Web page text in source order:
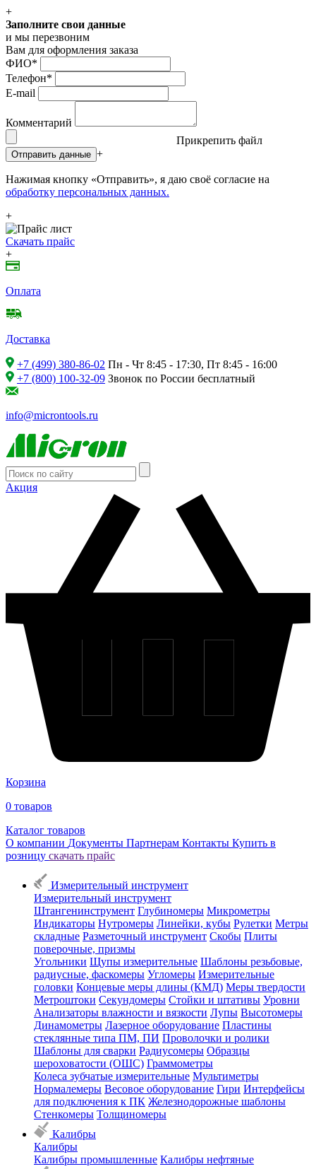
+
Заполните свои данные
и мы перезвоним
Вам для оформления заказа
ФИО*
Телефон*
E-mail
Комментарий
Прикрепить файл
Отправить данные +
Нажимая кнопку «Отправить», я даю своё согласие на
обработку персональных данных.
+
Скачать прайс
+
Оплата
Доставка
+7 (499) 380-86-02 Пн - Чт 8:45 - 17:30, Пт 8:45 - 16:00
+7 (800) 100-32-09 Звонок по России бесплатный
info@microntools.ru
Акция
Корзина
0 товаров
Каталог товаров
О компании Документы Партнерам Контакты Купить в
розницу скачать прайс
Измерительный инструмент
Измерительный инструмент
Штангенинструмент Глубиномеры Микрометры
Индикаторы Нутромеры Линейки, кубы Рулетки Метры
складные Разметочный инструмент Скобы Плиты
поверочные, призмы
Угольники Щупы измерительные Шаблоны резьбовые,
радиусные, фаскомеры Угломеры Измерительные
головки Концевые меры длины (КМД) Меры твердости
Метроштоки Секундомеры Стойки и штативы Уровни
Анализаторы влажности и вязкости Лупы Высотомеры
Динамометры Лазерное оборудование Пластины
стеклянные типа ПМ, ПИ Проволочки и ролики
Шаблоны для сварки Радиусомеры Образцы
шероховатости (ОШС) Граммометры
Колеса зубчатые измерительные Мультиметры
Нормалемеры Весовое оборудование Гири Интерфейсы
для подключения к ПК Железнодорожные шаблоны
Стенкомеры Толщиномеры
Калибры
Калибры
Калибры промышленные Калибры нефтяные